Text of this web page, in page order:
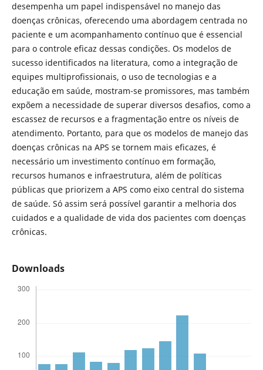
desempenha um papel indispensável no manejo das
doenças crônicas, oferecendo uma abordagem centrada no
paciente e um acompanhamento contínuo que é essencial
para o controle eficaz dessas condições. Os modelos de
sucesso identificados na literatura, como a integração de
equipes multiprofissionais, o uso de tecnologias e a
educação em saúde, mostram-se promissores, mas também
expõem a necessidade de superar diversos desafios, como a
escassez de recursos e a fragmentação entre os níveis de
atendimento. Portanto, para que os modelos de manejo das
doenças crônicas na APS se tornem mais eficazes, é
necessário um investimento contínuo em formação,
recursos humanos e infraestrutura, além de políticas
públicas que priorizem a APS como eixo central do sistema
de saúde. Só assim será possível garantir a melhoria dos
cuidados e a qualidade de vida dos pacientes com doenças
crônicas.
Downloads